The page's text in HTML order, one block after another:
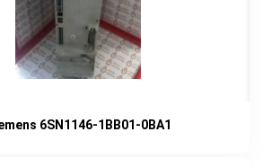
6SN1146-1BB01-0BA1